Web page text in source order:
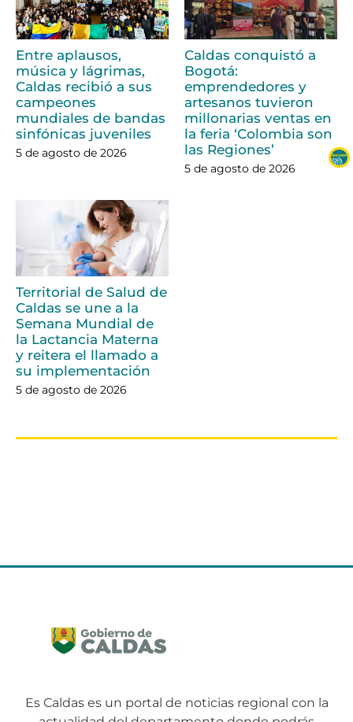
Entre aplausos,
música y lágrimas,
Caldas recibió a sus
campeones
mundiales de bandas
sinfónicas juveniles
5 de agosto de 2026
Caldas conquistó a
Bogotá:
emprendedores y
artesanos tuvieron
millonarias ventas en
la feria ‘Colombia son
las Regiones’
5 de agosto de 2026
Territorial de Salud de
Caldas se une a la
Semana Mundial de
la Lactancia Materna
y reitera el llamado a
su implementación
5 de agosto de 2026
Es Caldas es un portal de noticias regional con la